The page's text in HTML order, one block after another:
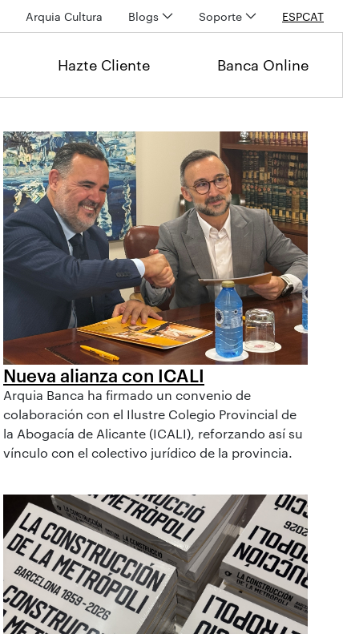
Arquia Cultura Blogs Soporte ESPCAT
Hazte Cliente Banca Online
Nueva alianza con ICALI
Arquia Banca ha firmado un convenio de
colaboración con el Ilustre Colegio Provincial de
la Abogacía de Alicante (ICALI), reforzando así su
vínculo con el colectivo jurídico de la provincia.